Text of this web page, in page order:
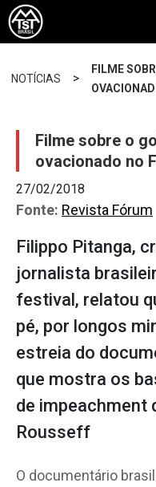
NOTÍCIAS >
FILME
Filme sobre o
ovacionado no
27/02/2018
Fonte: Revista Fórum
Filippo Pitanga,
jornalista
festival, relatou
pé, por longos
estreia do
que mostra os
de impeachment
Rousseff
O documentário